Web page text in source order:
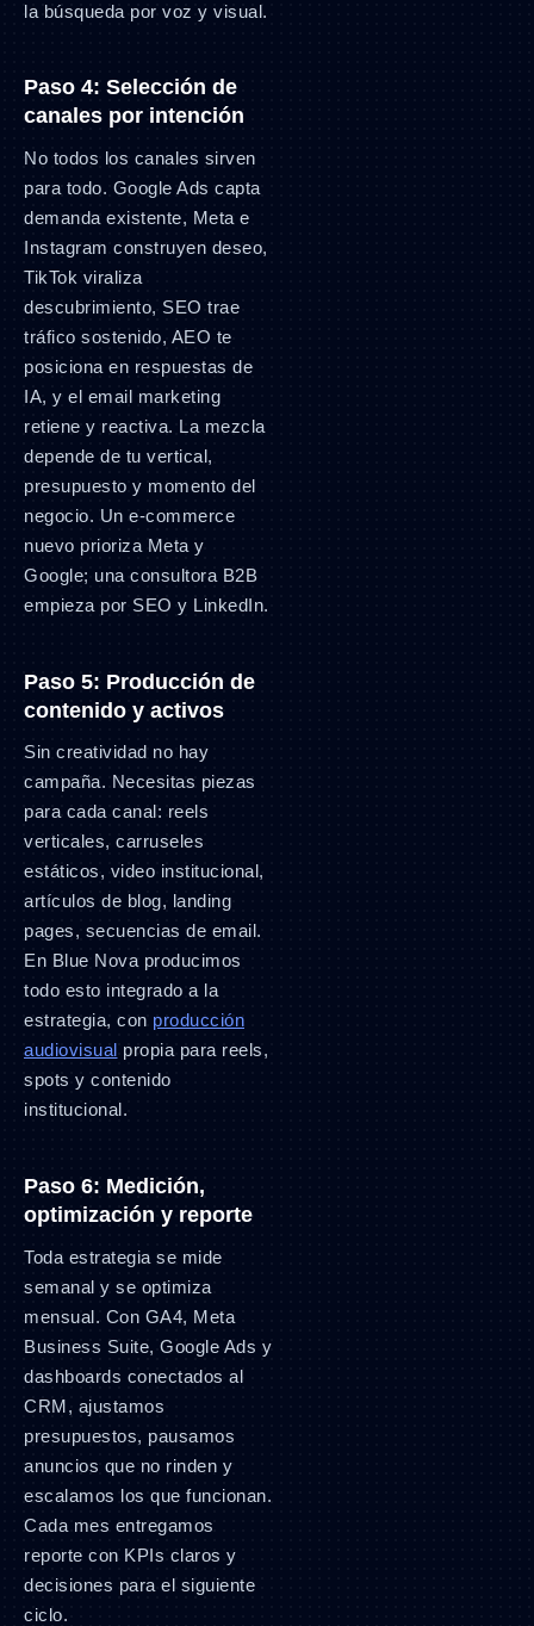
la búsqueda por voz y visual.
Paso 4: Selección de
canales por intención
No todos los canales sirven
para todo. Google Ads capta
demanda existente, Meta e
Instagram construyen deseo,
TikTok viraliza
descubrimiento, SEO trae
tráfico sostenido, AEO te
posiciona en respuestas de
IA, y el email marketing
retiene y reactiva. La mezcla
depende de tu vertical,
presupuesto y momento del
negocio. Un e-commerce
nuevo prioriza Meta y
Google; una consultora B2B
empieza por SEO y LinkedIn.
Paso 5: Producción de
contenido y activos
Sin creatividad no hay
campaña. Necesitas piezas
para cada canal: reels
verticales, carruseles
estáticos, video institucional,
artículos de blog, landing
pages, secuencias de email.
En Blue Nova producimos
todo esto integrado a la
estrategia, con producción
audiovisual propia para reels,
spots y contenido
institucional.
Paso 6: Medición,
optimización y reporte
Toda estrategia se mide
semanal y se optimiza
mensual. Con GA4, Meta
Business Suite, Google Ads y
dashboards conectados al
CRM, ajustamos
presupuestos, pausamos
anuncios que no rinden y
escalamos los que funcionan.
Cada mes entregamos
reporte con KPIs claros y
decisiones para el siguiente
ciclo.